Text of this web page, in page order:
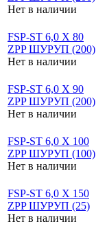
Нет в наличии
FSP-ST 6,0 X 80
ZPP ШУРУП (200)
Нет в наличии
FSP-ST 6,0 X 90
ZPP ШУРУП (200)
Нет в наличии
FSP-ST 6,0 X 100
ZPP ШУРУП (100)
Нет в наличии
FSP-ST 6,0 X 150
ZPP ШУРУП (25)
Нет в наличии